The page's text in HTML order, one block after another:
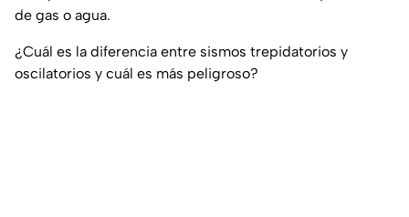
de gas o agua.
¿Cuál es la diferencia entre sismos trepidatorios y
oscilatorios y cuál es más peligroso?